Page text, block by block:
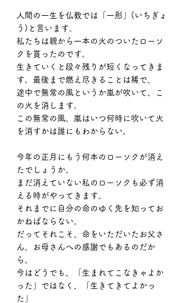
人間の一生を仏教では「一形」(いちぎょ
う)と言います。
私たちは親から一本の火のついたローソ
クを貰ったのです。
生きていくと段々残りが短くなってきま
す。最後まで燃え尽きることは稀で、
途中で無常の風というか嵐が吹いて、こ
の火を消します。
この無常の風、嵐はいつ何時に吹いて火
を消すかは誰にもわからない。
今年の正月にもう何本のローソクが消え
たでしょうか。
まだ消えていない私のローソクも必ず消
える時がやってきます。
それまでに自分の命のゆく先を知ってお
かねばならない。
だってそれこそ、命をいただいたお父さ
ん、お母さんへの感謝でもあるのだか
ら。
今はどうでも、「生まれてこなきゃよか
った」ではなく、「生きてきてよかっ
た」